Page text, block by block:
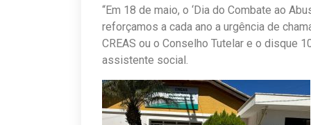
“Em 18 de maio, o ‘Dia do Combate ao
reforçamos a cada ano a urgência de
CREAS ou o Conselho Tutelar e o disque
assistente social.